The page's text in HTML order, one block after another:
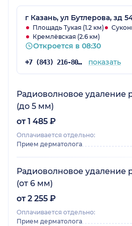
г Казань, ул Бутлерова, зд
Площадь Тукая (1.2 км)
Кремлёвская (2.6 км)
Откроется в 08:30
+7 (843) 216-80-31 показать
Радиоволновое удаление
(до 5 мм)
от 1 485 ₽
Оплачивается отдельно:
Прием дерматолога
Радиоволновое удаление
(от 6 мм)
от 2 255 ₽
Оплачивается отдельно:
Прием дерматолога